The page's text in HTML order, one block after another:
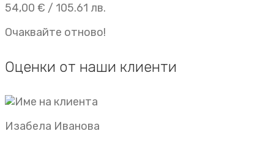
54,00 € / 105.61 лв.
Очаквайте отново!
Оценки от наши клиенти
Изабела Иванова